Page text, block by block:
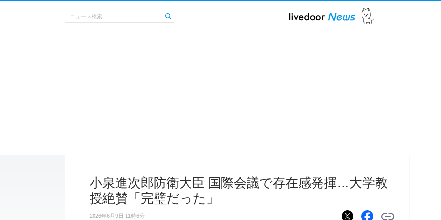
小泉進次郎防衛大臣 国際会議で存在感発揮…大学教
授絶賛「完璧だった」
2026年6月9日 11時6分